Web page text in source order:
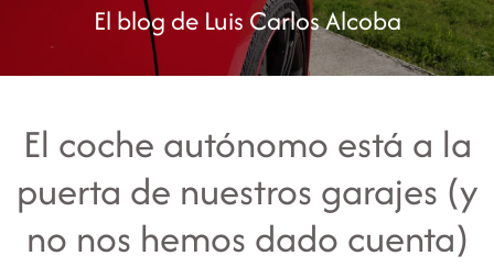
El blog de Luis Carlos Alcoba
El coche autónomo está a la
puerta de nuestros garajes (y
no nos hemos dado cuenta)